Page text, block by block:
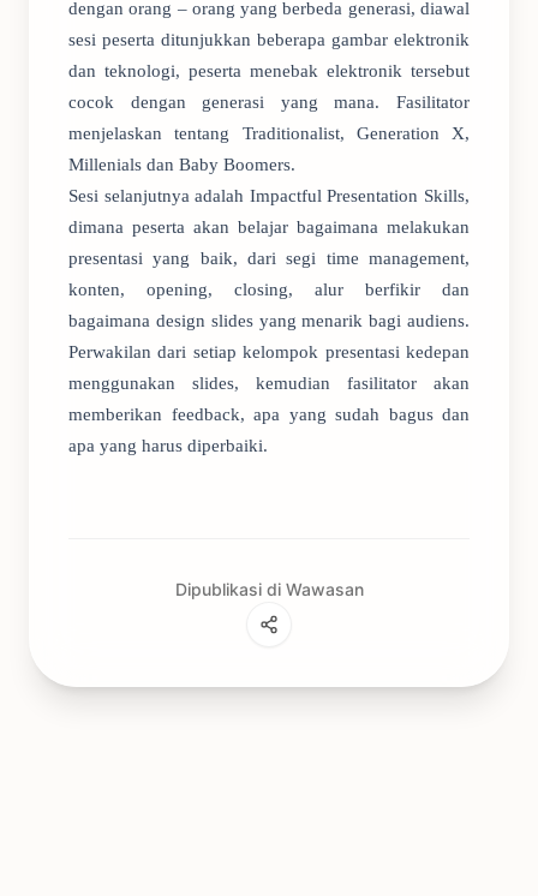
dengan orang – orang yang berbeda generasi, diawal
sesi peserta ditunjukkan beberapa gambar elektronik
dan teknologi, peserta menebak elektronik tersebut
cocok dengan generasi yang mana. Fasilitator
menjelaskan tentang Traditionalist, Generation X,
Millenials dan Baby Boomers.
Sesi selanjutnya adalah Impactful Presentation Skills,
dimana peserta akan belajar bagaimana melakukan
presentasi yang baik, dari segi time management,
konten, opening, closing, alur berfikir dan
bagaimana design slides yang menarik bagi audiens.
Perwakilan dari setiap kelompok presentasi kedepan
menggunakan slides, kemudian fasilitator akan
memberikan feedback, apa yang sudah bagus dan
apa yang harus diperbaiki.
Dipublikasi di Wawasan